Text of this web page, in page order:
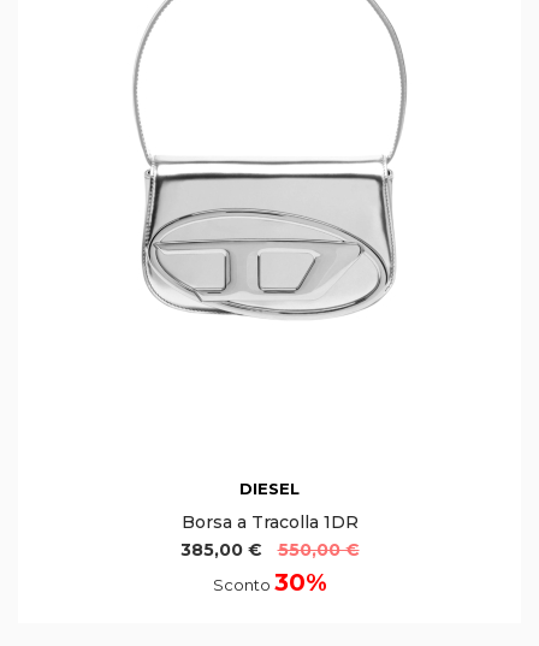
DIESEL
Borsa a Tracolla 1DR
385,00 €
550,00 €
Sconto 30%